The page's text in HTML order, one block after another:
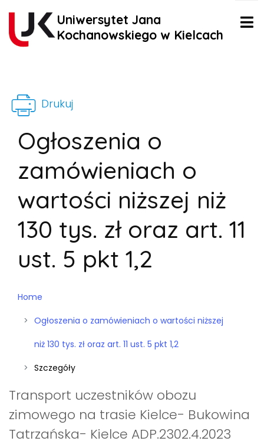
Uniwersytet Jana
Kochanowskiego w Kielcach
Drukuj
Ogłoszenia o
zamówieniach o
wartości niższej niż
130 tys. zł oraz art. 11
ust. 5 pkt 1,2
Home
Ogłoszenia o zamówieniach o wartości niższej
niż 130 tys. zł oraz art. 11 ust. 5 pkt 1,2
Szczegóły
Transport uczestników obozu
zimowego na trasie Kielce- Bukowina
Tatrzańska- Kielce ADP.2302.4.2023